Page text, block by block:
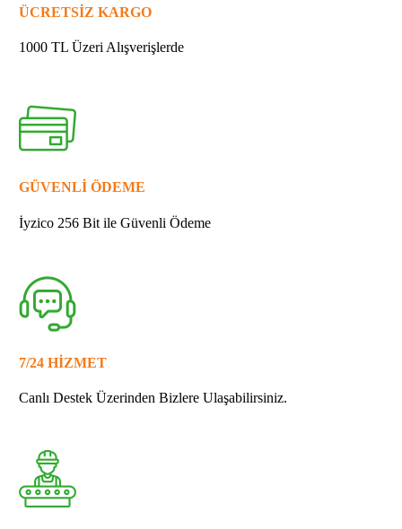
ÜCRETSİZ KARGO
1000 TL Üzeri Alışverişlerde
GÜVENLİ ÖDEME
İyzico 256 Bit ile Güvenli Ödeme
7/24 HİZMET
Canlı Destek Üzerinden Bizlere Ulaşabilirsiniz.